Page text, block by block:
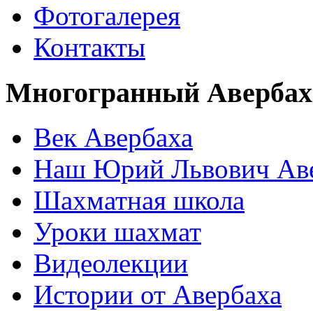
Фотогалерея
Контакты
Многогранный Авербах
Век Авербаха
Наш Юрий Львович
Шахматная школа
Уроки шахмат
Видеолекции
Истории от Авербаха